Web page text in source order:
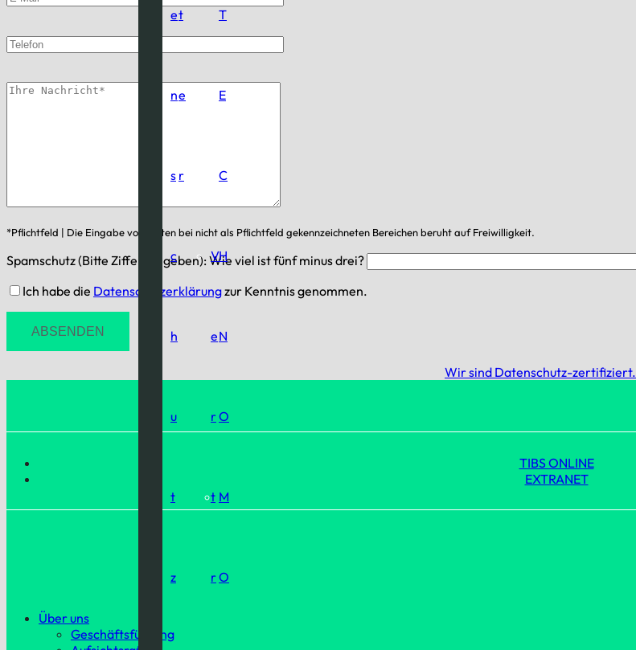
e
n
s
c
h
u
t
z
t
e
r
V
e
r
t
r
T
E
C
H
N
O
M
O
*Pflichtfeld | Die Eingabe von Daten bei nicht als Pflichtfeld gekennzeichneten Bereichen beruht auf Freiwilligkeit.
Spamschutz (Bitte Ziffer eingeben): Wie viel ist fünf minus drei?
Ich habe die Datenschutzerklärungzur Kenntnis genommen.
Wir sind Datenschutz-zertifiziert.
TIBS ONLINE
EXTRANET
Über uns
Geschäftsführung